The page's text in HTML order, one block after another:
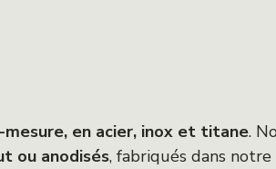
en acier, inox et titane.
ou anodisés, fabriqués dans